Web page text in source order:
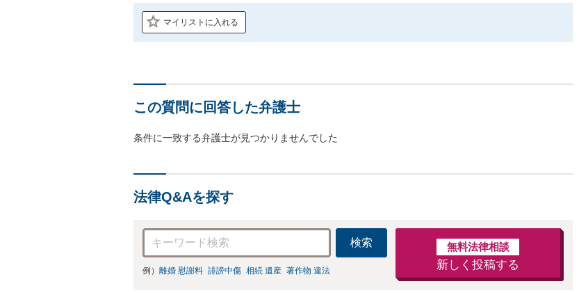
マイリストに入れる
この質問に回答した弁護士
条件に一致する弁護士が見つかりませんでした
法律Q&Aを探す
検索
例） 離婚 慰謝料 誹謗中傷 相続 遺産 著作物 違法
無料法律相談
新しく投稿する